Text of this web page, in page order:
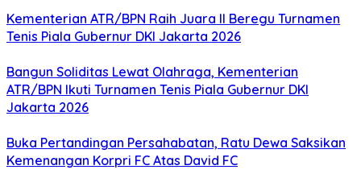
Kementerian ATR/BPN Raih Juara II Beregu Turnamen
Tenis Piala Gubernur DKI Jakarta 2026
Bangun Soliditas Lewat Olahraga, Kementerian
ATR/BPN Ikuti Turnamen Tenis Piala Gubernur DKI
Jakarta 2026
Buka Pertandingan Persahabatan, Ratu Dewa Saksikan
Kemenangan Korpri FC Atas David FC